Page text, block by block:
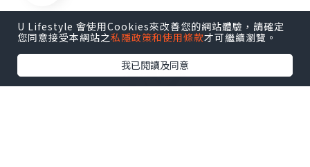
U Lifestyle 會使用Cookies來改善您的網站體驗，請確定
您同意接受本網站之私隱政策和使用條款才可繼續瀏覽。
我已閱讀及同意